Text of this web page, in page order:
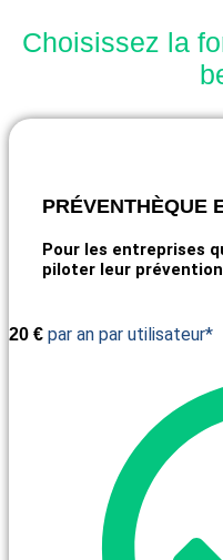
Choisissez la
PRÉVENTHÈQUE
Pour les entreprises
piloter leur
20 € par an par utilisateur*